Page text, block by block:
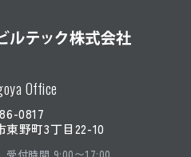
Office
0817
東野町3丁目22-10
受付時間 9:00〜17:00